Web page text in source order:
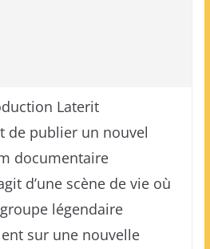
Laterit
de publier un nouvel
documentaire
d’une scène de vie où
légendaire
sur une nouvelle